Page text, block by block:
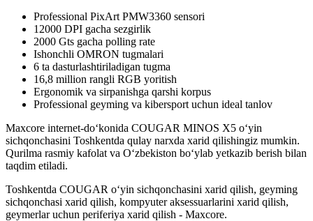
Professional PixArt PMW3360 sensori
12000 DPI gacha sezgirlik
2000 Gts gacha polling rate
Ishonchli OMRON tugmalari
6 ta dasturlashtiriladigan tugma
16,8 million rangli RGB yoritish
Ergonomik va sirpanishga qarshi korpus
Professional geyming va kibersport uchun ideal tanlov
Maxcore internet-do‘konida COUGAR MINOS X5 o‘yin
sichqonchasini Toshkentda qulay narxda xarid qilishingiz mumkin.
Qurilma rasmiy kafolat va O‘zbekiston bo‘ylab yetkazib berish bilan
taqdim etiladi.
Toshkentda COUGAR o‘yin sichqonchasini xarid qilish, geyming
sichqonchasi xarid qilish, kompyuter aksessuarlarini xarid qilish,
geymerlar uchun periferiya xarid qilish - Maxcore.